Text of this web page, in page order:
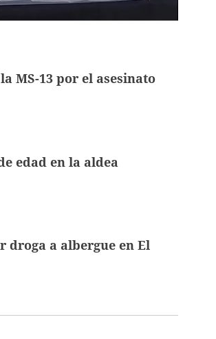
MS-13 por el asesinato
edad en la aldea
droga a albergue en El